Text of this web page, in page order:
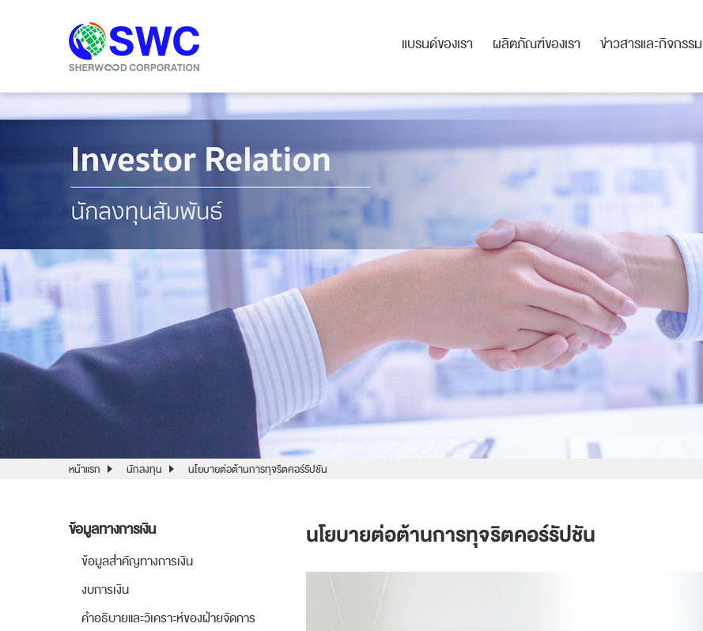
แบรนด์ของเรา
ผลิตภัณฑ์ของเรา
ข่าวสารและกิจกรรม
หน้าแรก นักลงทุน นโยบายต่อต้านการทุจริตคอร์รัปชัน
ข้อมูลทางการเงิน
ข้อมูลสำคัญทางการเงิน
งบการเงิน
คำอธิบายและวิเคราะห์ของฝ่ายจัดการ
นโยบายต่อต้านการทุจริตคอร์รัปชัน